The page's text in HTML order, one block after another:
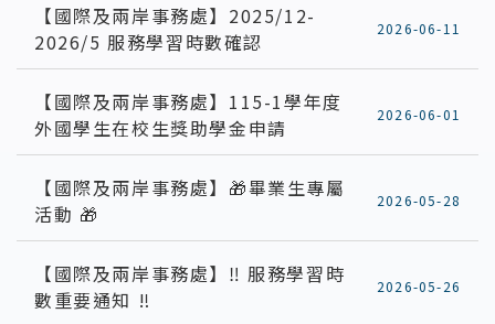
【國際及兩岸事務處】2025/12-
2026/5 服務學習時數確認
2026-06-11
【國際及兩岸事務處】115-1學年度
外國學生在校生獎助學金申請
2026-06-01
【國際及兩岸事務處】🎁畢業生專屬
活動 🎁
2026-05-28
【國際及兩岸事務處】‼️ 服務學習時
數重要通知 ‼️
2026-05-26